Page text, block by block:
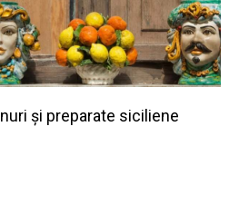
și preparate siciliene